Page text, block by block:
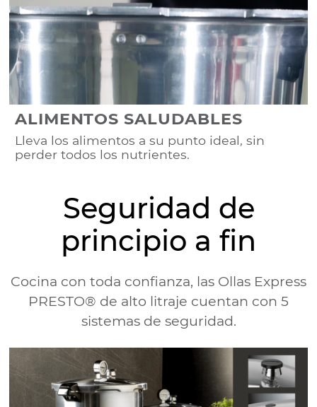
ALIMENTOS SALUDABLES
Lleva los alimentos a su punto ideal, sin
perder todos los nutrientes.
Seguridad de
principio a fin
Cocina con toda confianza, las Ollas Express
PRESTO® de alto litraje cuentan con 5
sistemas de seguridad.